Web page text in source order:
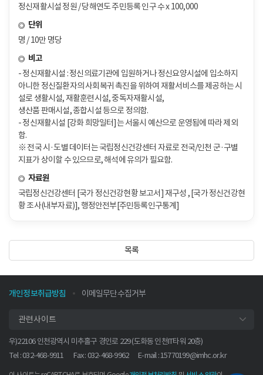
정신재활시설 정원 / 당해연도 주민등록 인구 수 x 100,000
단위
명 / 10만 명당
비고
- 정신재활시설 : 정신의료기관에 입원하거나 정신요양시설에 입소하지
아니한 정신질환자의 사회복귀 촉진을 위하여 재활서비스를 제공하는 시
설로 생활시설, 재활훈련시설, 중독자재활시설,
생산품 판매시설, 종합시설 등으로 정의함.
- 정신재활시설 [강화 희망일터]는 서울시 예산으로 운영됨에 따라 제외
함.
※ 전국 시·도별 데이터는 국립정신건강센터 자료로 전국/인천 군·구별
지표가 상이할 수 있으므로, 해석에 유의가 필요함.
자료원
국립정신건강센터 [국가 정신건강현황 보고서] 재구성 , [국가 정신건강현
황 조사(내부자료)], 행정안전부[주민등록인구통계]
목록
개인정보취급방침 이메일무단수집거부
관련사이트
우)22106 인천광역시 미추홀구 경인로 229 (도화동 인천IT타워 20층)
Tel : 032-468-9911
Fax : 032-468-9962 E-mail :15770199@imhc.or.kr